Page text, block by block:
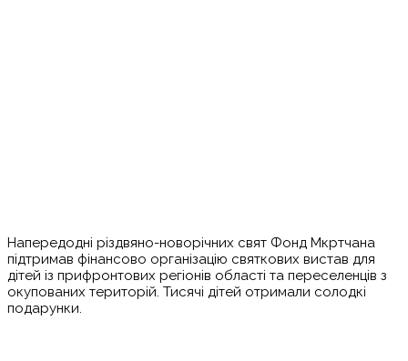
Напередодні різдвяно-новорічних свят Фонд Мкртчана
підтримав фінансово організацію святкових вистав для
дітей із прифронтових регіонів області та переселенців з
окупованих територій. Тисячі дітей отримали солодкі
подарунки.